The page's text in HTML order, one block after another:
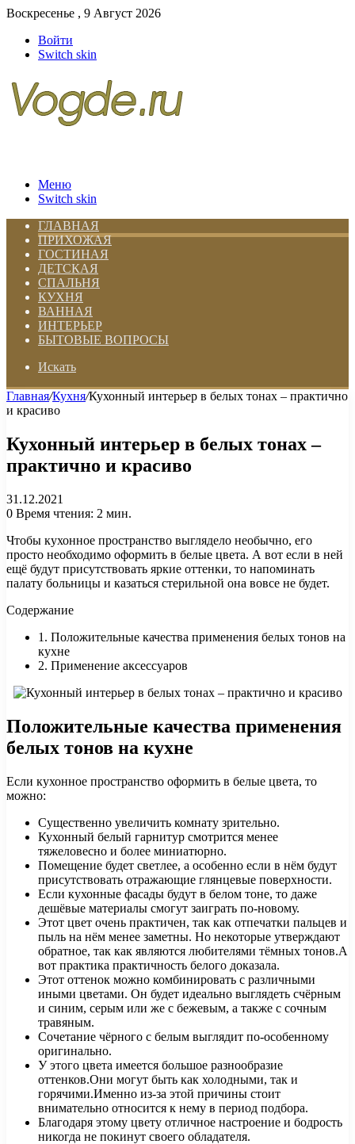
Воскресенье , 9 Август 2026
Войти
Switch skin
Меню
Switch skin
ГЛАВНАЯ
ПРИХОЖАЯ
ГОСТИНАЯ
ДЕТСКАЯ
СПАЛЬНЯ
КУХНЯ
ВАННАЯ
ИНТЕРЬЕР
БЫТОВЫЕ ВОПРОСЫ
Искать
Главная/Кухня/Кухонный интерьер в белых тонах – практично
и красиво
Кухонный интерьер в белых тонах –
практично и красиво
31.12.2021
0 Время чтения: 2 мин.
Чтобы кухонное пространство выглядело необычно, его
просто необходимо оформить в белые цвета. А вот если в ней
ещё будут присутствовать яркие оттенки, то напоминать
палату больницы и казаться стерильной она вовсе не будет.
Содержание
1. Положительные качества применения белых тонов на
кухне
2. Применение аксессуаров
Положительные качества применения
белых тонов на кухне
Если кухонное пространство оформить в белые цвета, то
можно:
Существенно увеличить комнату зрительно.
Кухонный белый гарнитур смотрится менее
тяжеловесно и более миниатюрно.
Помещение будет светлее, а особенно если в нём будут
присутствовать отражающие глянцевые поверхности.
Если кухонные фасады будут в белом тоне, то даже
дешёвые материалы смогут заиграть по-новому.
Этот цвет очень практичен, так как отпечатки пальцев и
пыль на нём менее заметны. Но некоторые утверждают
обратное, так как являются любителями тёмных тонов.А
вот практика практичность белого доказала.
Этот оттенок можно комбинировать с различными
иными цветами. Он будет идеально выглядеть счёрным
и синим, серым или же с бежевым, а также с сочным
травяным.
Сочетание чёрного с белым выглядит по-особенному
оригинально.
У этого цвета имеется большое разнообразие
оттенков.Они могут быть как холодными, так и
горячими.Именно из-за этой причины стоит
внимательно относится к нему в период подбора.
Благодаря этому цвету отличное настроение и бодрость
никогда не покинут своего обладателя.